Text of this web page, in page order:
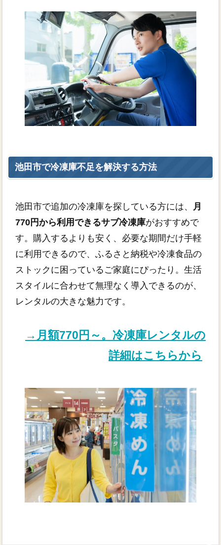
池田市で冷凍庫不足を解決する方法
池田市で追加の冷凍庫を探している方には、
月
770円から利用できるサブ冷凍庫がおすすめで
す。購入するよりも安く、必要な期間だけ手軽
に利用できるので、ふるさと納税や冷凍食品の
ストックに困っているご家庭にぴったり。生活
スタイルに合わせて無理なく導入できるのが、
レンタルの大きな魅力です。
→月額770円～。冷凍庫レンタルの
詳細はこちらから